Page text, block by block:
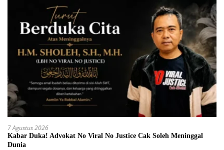
7 Agustus 2026
Kabar Duka! Advokat No Viral No Justice Cak Soleh Meninggal
Dunia